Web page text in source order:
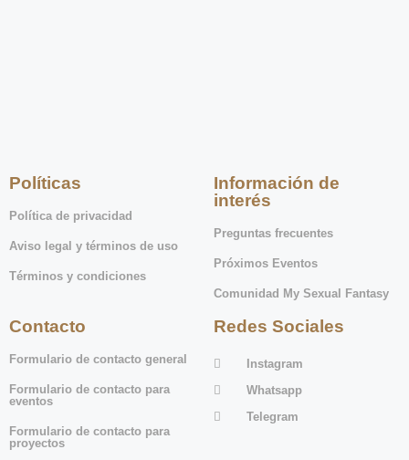
Políticas
Política de privacidad
Aviso legal y términos de uso
Términos y condiciones
Información de
interés
Preguntas frecuentes
Próximos Eventos
Comunidad My Sexual Fantasy
Contacto
Formulario de contacto general
Formulario de contacto para
eventos
Formulario de contacto para
proyectos
Redes Sociales
Instagram
Whatsapp
Telegram